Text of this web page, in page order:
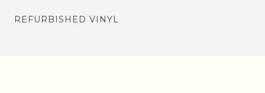
REFURBISHED VINYL